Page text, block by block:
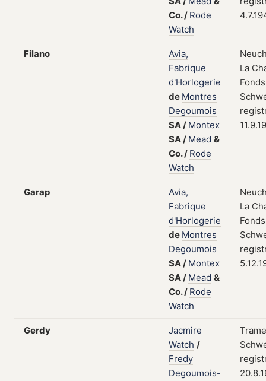
Co./ Rode
Watch
Filano
Avia,
Fabrique
d'Horlogerie
de Montres
Degoumois
SA/ Montex
SA/ Mead &
Co./ Rode
Watch
La
Garap
Avia,
Fabrique
d'Horlogerie
de Montres
Degoumois
SA/ Montex
SA/ Mead &
Co./ Rode
Watch
La
Gerdy
Jacmire
Watch /
Fredy
Degoumois-